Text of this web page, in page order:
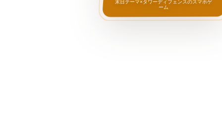
末日テーマ×タワーディフェンスのスマホゲ
ーム